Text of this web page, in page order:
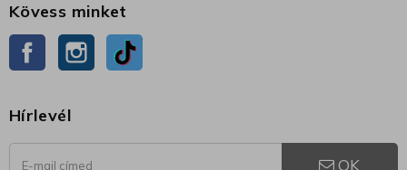
Kövess minket
Facebook Instagram
Hírlevél
OK